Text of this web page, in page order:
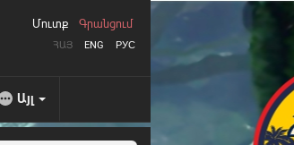
ՀԱՅ ENG РУС
Մուտք Գրանցում
Այլ